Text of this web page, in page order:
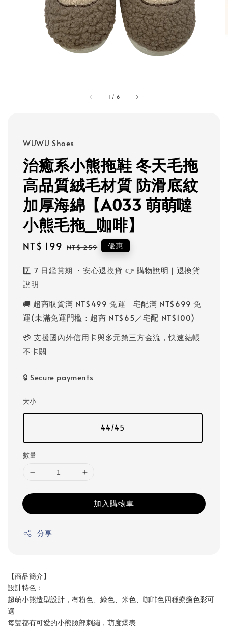
1 / 6
WUWU Shoes
治癒系小熊拖鞋 冬天毛拖
高品質絨毛材質 防滑底紋
加厚海綿【A033 萌萌噠
小熊毛拖_咖啡】
Sale
NT$ 199 Regular
NT$ 259 優惠
7️⃣ 7 日鑑賞期 ・安心退換貨 👉 購物說明｜退換貨
說明
🚚 超商取貨滿 NT$499 免運｜宅配滿 NT$699 免
運(未滿免運門檻：超商 NT$65／宅配 NT$100)
💳 支援國內外信用卡與多元第三方金流，快速結帳
不卡關
🔒 Secure payments
大小
44/45
數量
加入購物車
分享
【商品簡介】
設計特色：
超萌小熊造型設計，有粉色、綠色、米色、咖啡色四種療癒色彩可
選
每雙都有可愛的小熊臉部刺繡，萌度爆表